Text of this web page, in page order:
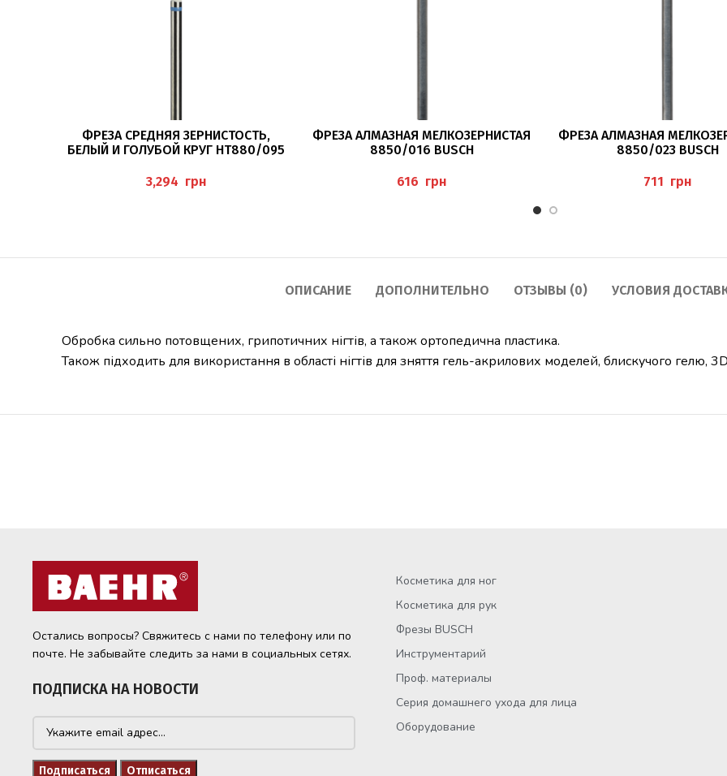
ПОДРОБНЕЕ
ФРЕЗА СРЕДНЯЯ ЗЕРНИСТОСТЬ,
БЕЛЫЙ И ГОЛУБОЙ КРУГ HT880/095
грн
В КОРЗИНУ
ФРЕЗА АЛМАЗНАЯ МЕЛКОЗЕРНИСТАЯ
8850/016 BUSCH
грн
В КОРЗИНУ
ФРЕЗА АЛМАЗНАЯ
8850/023 BUSCH
грн
ОПИСАНИЕ ДОПОЛНИТЕЛЬНО ОТЗЫВЫ (0) УСЛОВИЯ
Обробка сильно потовщених, грипотичних нігтів, а також ортопедична пластика.
Також підходить для використання в області нігтів для зняття гель-акрилових моделей, блискучого гелю,
Остались вопросы? Свяжитесь с нами по телефону или по
почте. Не забывайте следить за нами в социальных сетях.
ПОДПИСКА НА НОВОСТИ
Косметика для ног
Косметика для рук
Фрезы BUSCH
Инструментарий
Проф. материалы
Серия домашнего ухода для лица
Оборудование